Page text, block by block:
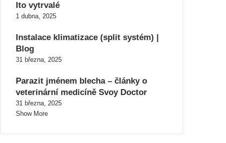
Ito vytrvalé
1 dubna, 2025
Instalace klimatizace (split systém) |
Blog
31 března, 2025
Parazit jménem blecha – články o
veterinární medicíně Svoy Doctor
31 března, 2025
Show More